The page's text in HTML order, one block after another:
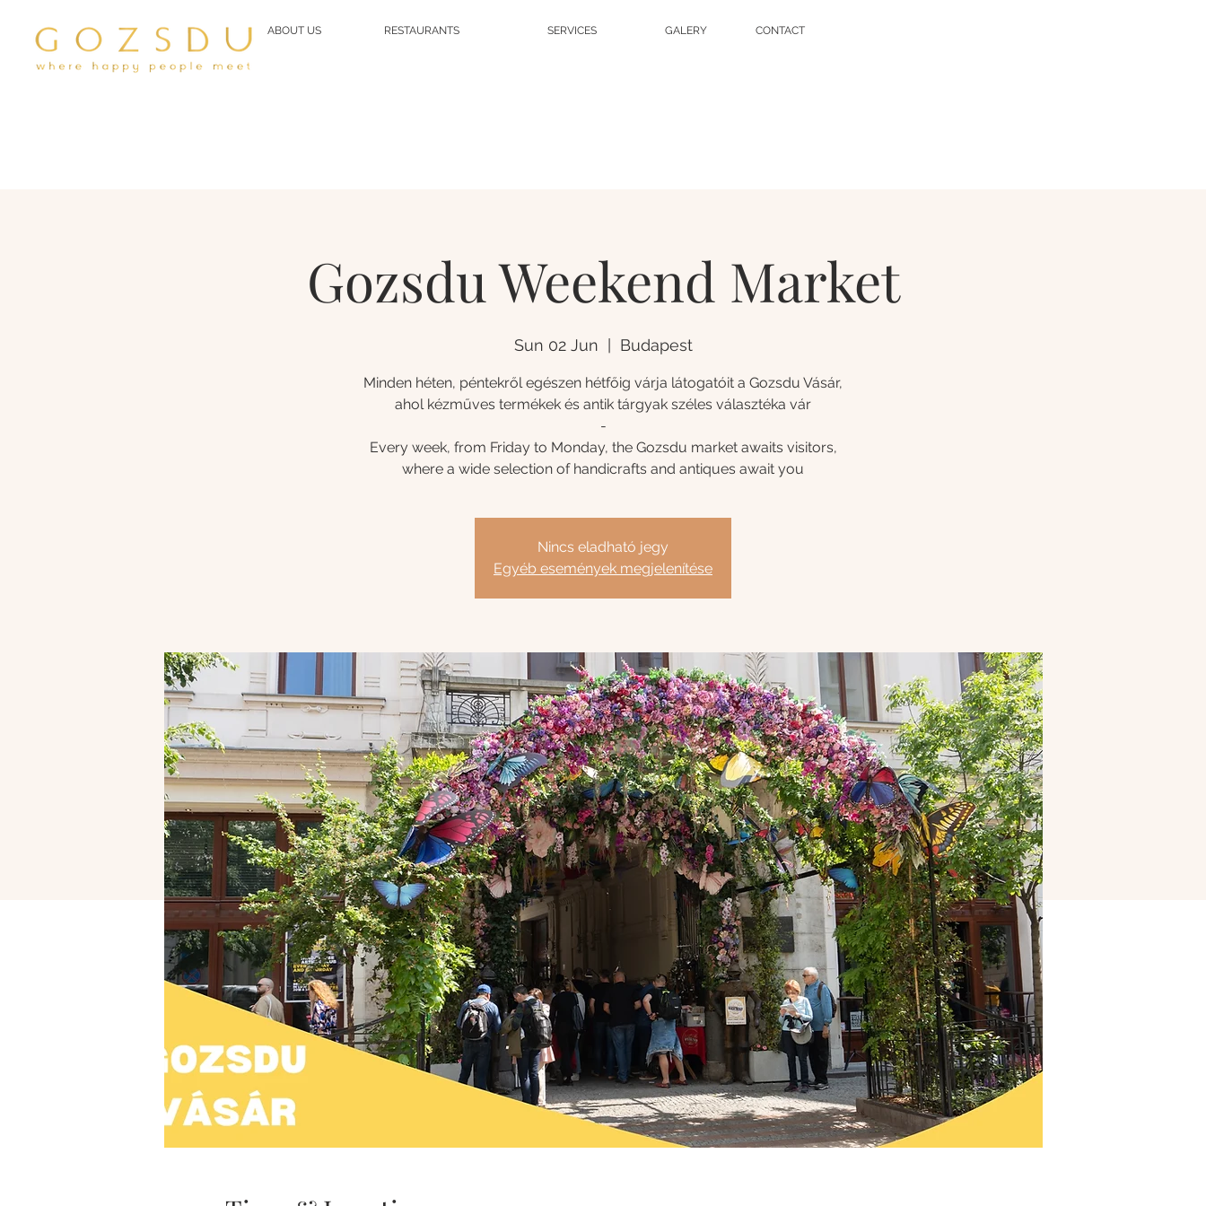
ABOUT US RESTAURANTS SERVICES GALERY CONTACT
Gozsdu Weekend Market
Sun 02 Jun Budapest
Minden héten, péntekről egészen hétfőig várja látogatóit a Gozsdu Vásár,
ahol kézműves termékek és antik tárgyak széles választéka vár
-
Every week, from Friday to Monday, the Gozsdu market awaits visitors,
where a wide selection of handicrafts and antiques await you
Nincs eladható jegy
Egyéb események megjelenítése